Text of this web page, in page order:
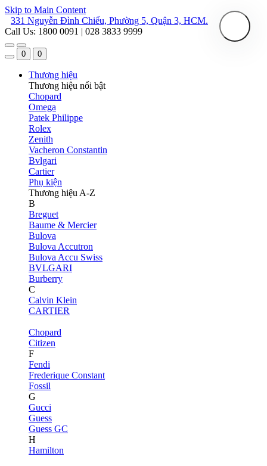
Skip to Main Content
331 Nguyễn Đình Chiểu, Phường 5, Quận 3, HCM.
Call Us: 1800 0091 | 028 3833 9999
0 0
Thương hiệu
Thương hiệu nổi bật
Chopard
Omega
Patek Philippe
Rolex
Zenith
Vacheron Constantin
Bvlgari
Cartier
Phụ kiện
Thương hiệu A-Z
B
Breguet
Baume & Mercier
Bulova
Bulova Accutron
Bulova Accu Swiss
BVLGARI
Burberry
C
Calvin Klein
CARTIER
Chopard
Citizen
F
Fendi
Frederique Constant
Fossil
G
Gucci
Guess
Guess GC
H
Hamilton